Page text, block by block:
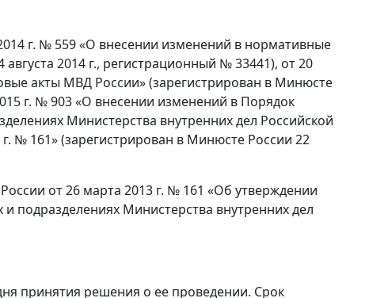
г. № 559 «О внесении изменений в нормативные
2014 г., регистрационный № 33441), от 20
акты МВД России» (зарегистрирован в Минюсте
г. № 903 «О внесении изменений в Порядок
Министерства внутренних дел Российской
№ 161» (зарегистрирован в Минюсте России 22
от 26 марта 2013 г. № 161 «Об утверждении
подразделениях Министерства внутренних дел
принятия решения о ее проведении. Срок